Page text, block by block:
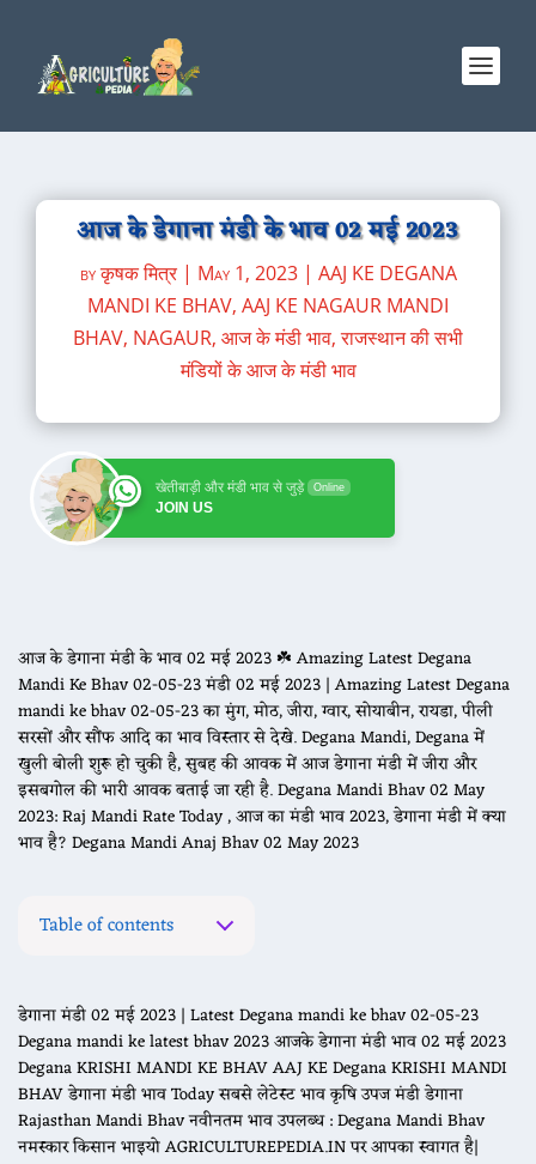
आज के डेगाना मंडी के भाव 02 मई 2023
byकृषक मित्र| May 1, 2023| AAJ KE DEGANA
MANDI KE BHAV, AAJ KE NAGAUR MANDI
BHAV, NAGAUR, आज के मंडी भाव,राजस्थान की सभी
मंडियों के आज के मंडी भाव
खेतीबाड़ी और मंडी भाव से जुड़े Online
JOIN US
आज के डेगाना मंडी के भाव 02 मई 2023 ☘️ Amazing Latest Degana
Mandi Ke Bhav 02-05-23 मंडी 02 मई 2023 | Amazing Latest Degana
mandi ke bhav 02-05-23 का मुंग, मोठ, जीरा, ग्वार, सोयाबीन, रायडा, पीली
सरसों और सौंफ आदि का भाव विस्तार से देखे. Degana Mandi, Degana में
खुली बोली शुरू हो चुकी है, सुबह की आवक में आज डेगाना मंडी में जीरा और
इसबगोल की भारी आवक बताई जा रही है. Degana Mandi Bhav 02 May
2023: Raj Mandi Rate Today , आज का मंडी भाव 2023, डेगाना मंडी में क्या
भाव है? Degana Mandi Anaj Bhav 02 May 2023
Table of contents
डेगाना मंडी 02 मई 2023 | Latest Degana mandi ke bhav 02-05-23
Degana mandi ke latest bhav 2023 आजके डेगाना मंडी भाव 02 मई 2023
Degana KRISHI MANDI KE BHAV AAJ KE Degana KRISHI MANDI
BHAV डेगाना मंडी भाव Today सबसे लेटेस्ट भाव कृषि उपज मंडी डेगाना
Rajasthan Mandi Bhav नवीनतम भाव उपलब्ध : Degana Mandi Bhav
नमस्कार किसान भाइयो AGRICULTUREPEDIA.IN पर आपका स्वागत है|